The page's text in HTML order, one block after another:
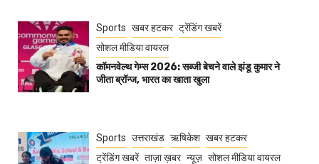
Sports खबर हटकर ट्रेंडिंग खबरें
सोशल मीडिया वायरल
कॉमनवेल्थ गेम्स 2026: सब्जी बेचने वाले झंडू कुमार ने
जीता ब्रॉन्ज, भारत का खाता खुला
Sports उत्तराखंड ऋषिकेश खबर हटकर
ट्रेंडिंग खबरें ताज़ा ख़बर न्यूज़ सोशल मीडिया वायरल